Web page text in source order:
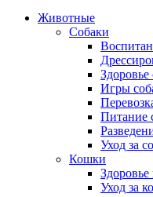
Животные
Собаки
Здоровье
Игры
Питание
Уход за
Кошки
Уход за